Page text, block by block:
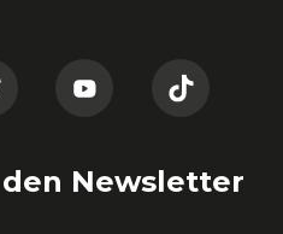
Newsletter